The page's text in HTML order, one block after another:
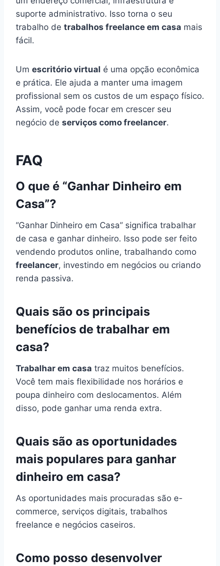
suporte administrativo. Isso torna o seu
trabalho de trabalhos freelance em casa mais
fácil.
Um escritório virtual é uma opção econômica
e prática. Ele ajuda a manter uma imagem
profissional sem os custos de um espaço físico.
Assim, você pode focar em crescer seu
negócio de serviços como freelancer.
FAQ
O que é “Ganhar Dinheiro em
Casa”?
“Ganhar Dinheiro em Casa” significa trabalhar
de casa e ganhar dinheiro. Isso pode ser feito
vendendo produtos online, trabalhando como
freelancer, investindo em negócios ou criando
renda passiva.
Quais são os principais
benefícios de trabalhar em
casa?
Trabalhar em casa traz muitos benefícios.
Você tem mais flexibilidade nos horários e
poupa dinheiro com deslocamentos. Além
disso, pode ganhar uma renda extra.
Quais são as oportunidades
mais populares para ganhar
dinheiro em casa?
As oportunidades mais procuradas são e-
commerce, serviços digitais, trabalhos
freelance e negócios caseiros.
Como posso desenvolver